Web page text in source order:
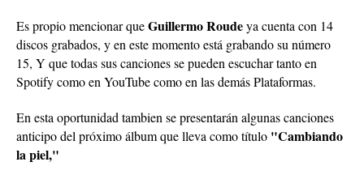
Es propio mencionar queGuillermo Roudeya cuenta con 14
discos grabados, y en este momento está grabando su número
15, Y que todas sus canciones se pueden escuchar tanto en
Spotify como en YouTube como en las demás Plataformas.
En esta oportunidad tambien se presentarán algunas canciones
anticipo del próximo álbum que lleva como título "Cambiando
la piel,"